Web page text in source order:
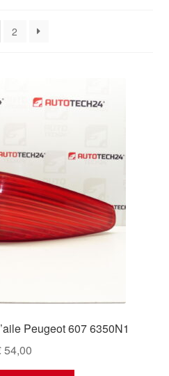
récent
2
Peugeot 607 6350N1
54,00